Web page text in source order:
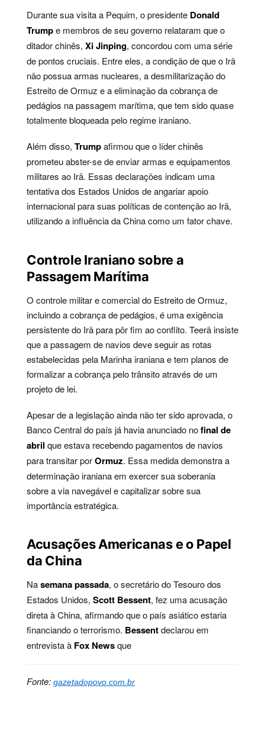
Durante sua visita a Pequim, o presidente Donald
Trumpe membros de seu governo relataram que o
ditador chinês, Xi Jinping, concordou com uma série
de pontos cruciais. Entre eles, a condição de que o Irã
não possua armas nucleares, a desmilitarização do
Estreito de Ormuz e a eliminação da cobrança de
pedágios na passagem marítima, que tem sido quase
totalmente bloqueada pelo regime iraniano.
Além disso, Trumpafirmou que o líder chinês
prometeu abster-se de enviar armas e equipamentos
militares ao Irã. Essas declarações indicam uma
tentativa dos Estados Unidos de angariar apoio
internacional para suas políticas de contenção ao Irã,
utilizando a influência da China como um fator chave.
Controle Iraniano sobre a
Passagem Marítima
O controle militar e comercial do Estreito de Ormuz,
incluindo a cobrança de pedágios, é uma exigência
persistente do Irã para pôr fim ao conflito. Teerã insiste
que a passagem de navios deve seguir as rotas
estabelecidas pela Marinha iraniana e tem planos de
formalizar a cobrança pelo trânsito através de um
projeto de lei.
Apesar de a legislação ainda não ter sido aprovada, o
Banco Central do país já havia anunciado nofinal de
abril que estava recebendo pagamentos de navios
para transitar porOrmuz. Essa medida demonstra a
determinação iraniana em exercer sua soberania
sobre a via navegável e capitalizar sobre sua
importância estratégica.
Acusações Americanas e o Papel
da China
Nasemana passada, o secretário do Tesouro dos
Estados Unidos, Scott Bessent, fez uma acusação
direta à China, afirmando que o país asiático estaria
financiando o terrorismo. Bessentdeclarou em
entrevista à Fox Newsque
Fonte: gazetadopovo.com.br